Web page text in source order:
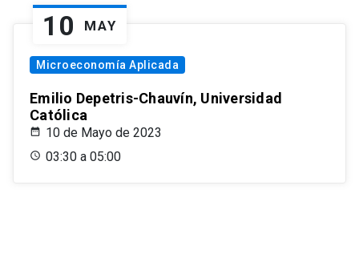
10 MAY
Microeconomía Aplicada
Emilio Depetris-Chauvín, Universidad
Católica
10 de Mayo de 2023
03:30 a 05:00